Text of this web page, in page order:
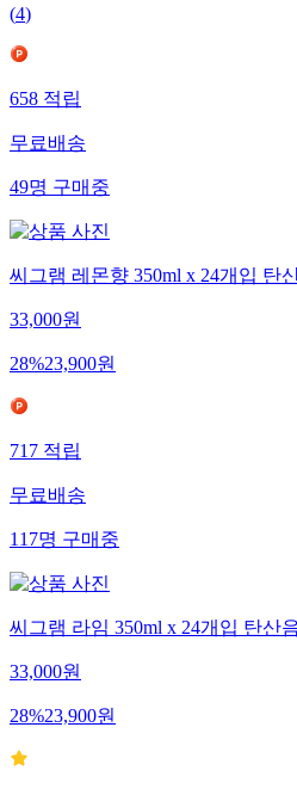
(4)
658적립
무료배송
49명구매중
씨그램 레몬향 350ml x 24개입 탄
33,000원
28%23,900원
717적립
무료배송
117명구매중
씨그램 라임 350ml x 24개입 탄산
33,000원
28%23,900원